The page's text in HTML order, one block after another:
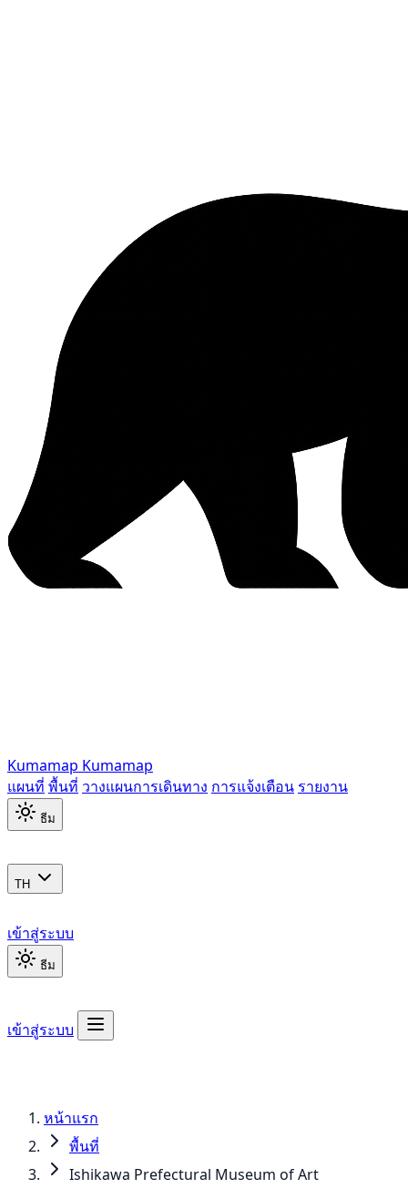
Kumamap Kumamap
แผนที่ พื้นที่ วางแผนการเดินทาง การแจ้งเตือน รายงาน
ธีม
TH
เข้าสู่ระบบ
ธีม
เข้าสู่ระบบ
หน้าแรก
พื้นที่
Ishikawa Prefectural Museum of Art